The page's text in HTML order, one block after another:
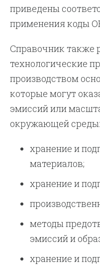
приведены
применения коды
Справочник также
технологические
производством
которые могут
эмиссий или
окружающей среды:
хранение и
материалов;
хранение и
методы
эмиссий и
хранение и